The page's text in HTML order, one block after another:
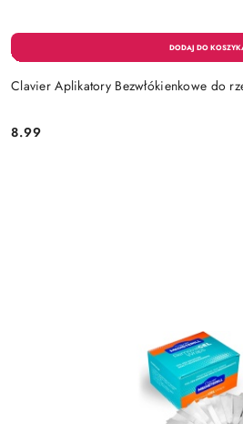
Clavier Aplikatory Bezwłókienkowe do
Cena:
8.99